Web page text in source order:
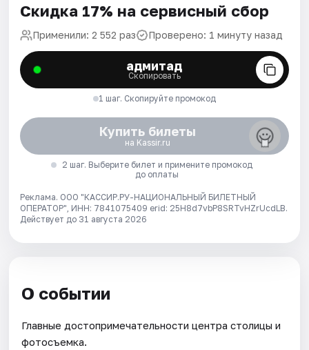
Скидка 17% на сервисный сбор
Применили: 2 552 раз Проверено: 1 минуту назад
адмитад
Скопировать
1 шаг. Скопируйте промокод
Купить билеты
на Kassir.ru
2 шаг. Выберите билет и примените промокод
до оплаты
Реклама. ООО "КАССИР.РУ-НАЦИОНАЛЬНЫЙ БИЛЕТНЫЙ
ОПЕРАТОР", ИНН: 7841075409 erid: 25H8d7vbP8SRTvHZrUcdLB.
Действует до 31 августа 2026
О событии
Главные достопримечательности центра столицы и
фотосъемка.